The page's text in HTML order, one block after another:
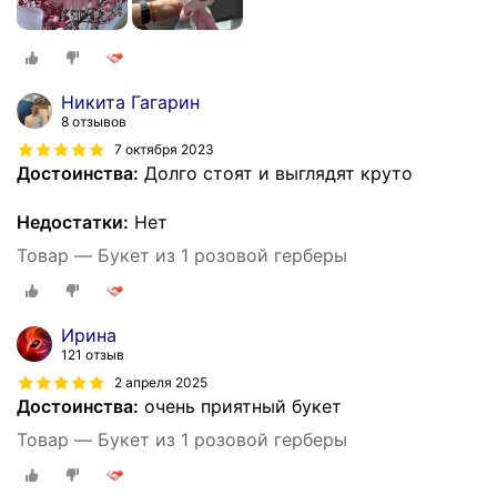
Никита Гагарин
8 отзывов
7 октября 2023
Достоинства: Долго стоят и выглядят круто
Недостатки: Нет
Товар — Букет из 1 розовой герберы
Ирина
121 отзыв
2 апреля 2025
Достоинства: очень приятный букет
Товар — Букет из 1 розовой герберы